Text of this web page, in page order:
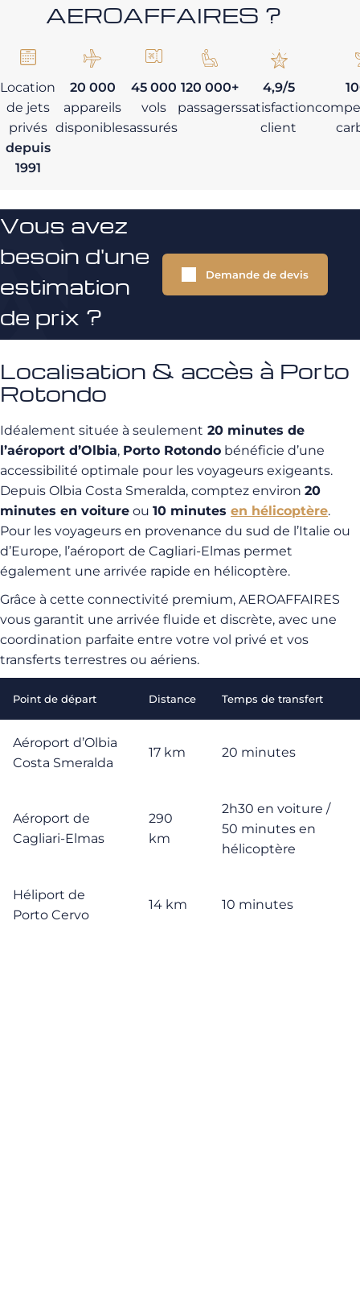
AEROAFFAIRES ?
Location
de jets
privés
depuis
1991
20 000
appareils
disponibles
45 000
vols
assurés
120 000+
passagers
4,9/5
satisfaction
client
Vous avez
besoin d'une
estimation
de prix ?
Demande de devis
Localisation & accès à Porto
Rotondo
Idéalement située à seulement 20 minutes de
l’aéroport d’Olbia, Porto Rotondo bénéficie d’une
accessibilité optimale pour les voyageurs exigeants.
Depuis Olbia Costa Smeralda, comptez environ 20
minutes en voiture ou 10 minutes en hélicoptère.
Pour les voyageurs en provenance du sud de l’Italie ou
d’Europe, l’aéroport de Cagliari-Elmas permet
également une arrivée rapide en hélicoptère.
Grâce à cette connectivité premium, AEROAFFAIRES
vous garantit une arrivée fluide et discrète, avec une
coordination parfaite entre votre vol privé et vos
transferts terrestres ou aériens.
Point de départ Distance Temps de transfert
Aéroport d’Olbia
Costa Smeralda
17 km 20 minutes
Aéroport de
Cagliari-Elmas
290
km
2h30 en voiture /
50 minutes en
hélicoptère
Héliport de
Porto Cervo
14 km 10 minutes